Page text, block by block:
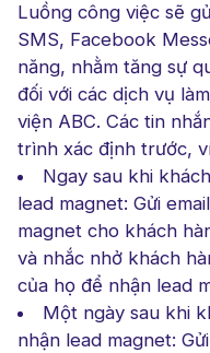
Luồng công việc sẽ
SMS, Facebook
năng, nhằm tăng sự
đối với các dịch vụ
viện ABC. Các tin
trình xác định trước,
Ngay sau khi
lead magnet: Gửi
magnet cho khách
và nhắc nhở khách
của họ để nhận lead
Một ngày sau khi
nhận lead magnet: